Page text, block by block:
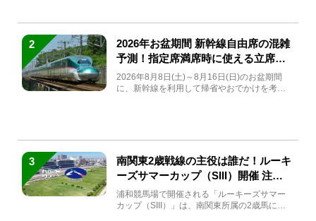
2
2026年お盆期間 新幹線自由席の混雑
予測！指定席満席時に使える立席特
急券も解説
2026年8月8日(土)～8月16日(日)のお盆期間
に、新幹線を利用して帰省やおでかけを考え
3
南関東2歳戦線の主役は誰だ！ルーキ
ーズサマーカップ（SIII）開催 注目
馬と見どころをチェック
浦和競馬場で開催される「ルーキーズサマー
カップ（SIII）」は、南関東所属の2歳馬によ